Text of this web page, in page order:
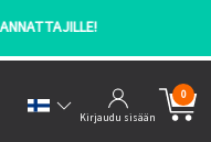
Kirjaudu sisään
0